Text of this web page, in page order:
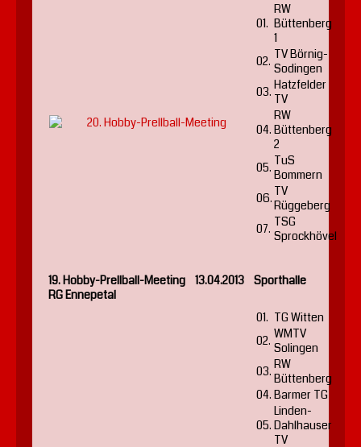
01.
RW
Büttenberg
1
02. TV Börnig-
Sodingen
03. Hatzfelder
TV
04.
RW
Büttenberg
2
05. TuS
Bommern
06. TV
Rüggeberg
07. TSG
Sprockhövel
19. Hobby-Prellball-Meeting 13.04.2013 Sporthalle
RG Ennepetal
01. TG Witten
02. WMTV
Solingen
03. RW
Büttenberg
04. Barmer TG
05.
Linden-
Dahlhauser
TV